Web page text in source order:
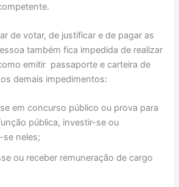
de votar, de justificar e de pagar as
também fica impedida de realizar
emitir passaporte e carteira de
demais impedimentos:
em concurso público ou prova para
pública, investir-se ou
neles;
ou receber remuneração de cargo